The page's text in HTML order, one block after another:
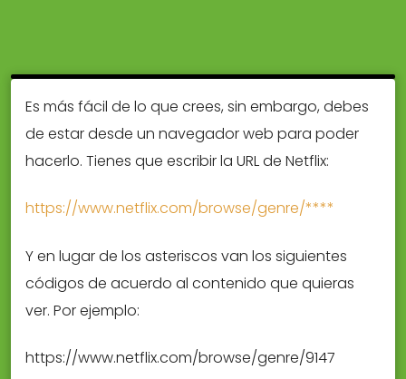
Es más fácil de lo que crees, sin embargo, debes
de estar desde un navegador web para poder
hacerlo. Tienes que escribir la URL de Netflix:
https://www.netflix.com/browse/genre/****
Y en lugar de los asteriscos van los siguientes
códigos de acuerdo al contenido que quieras
ver. Por ejemplo:
https://www.netflix.com/browse/genre/9147